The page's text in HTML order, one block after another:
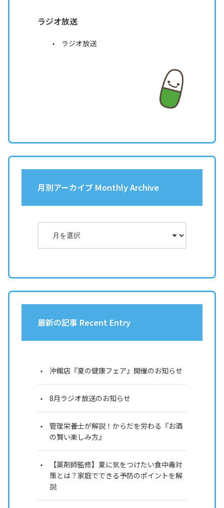
ラジオ放送
ラジオ放送
月別アーカイブ Monthly Archive
最新の記事 Recent Entry
沖館店『夏の健康フェア』開催のお知らせ
8月ラジオ放送のお知らせ
管理栄養士が解説！からだを労わる『お酒
の賢い楽しみ方』
【薬剤師監修】夏に気をつけたい食中毒対
策とは？家庭でできる予防のポイントを解
説